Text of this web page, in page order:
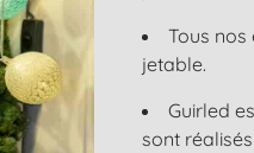
Tous
jetable.
Guirled
sont